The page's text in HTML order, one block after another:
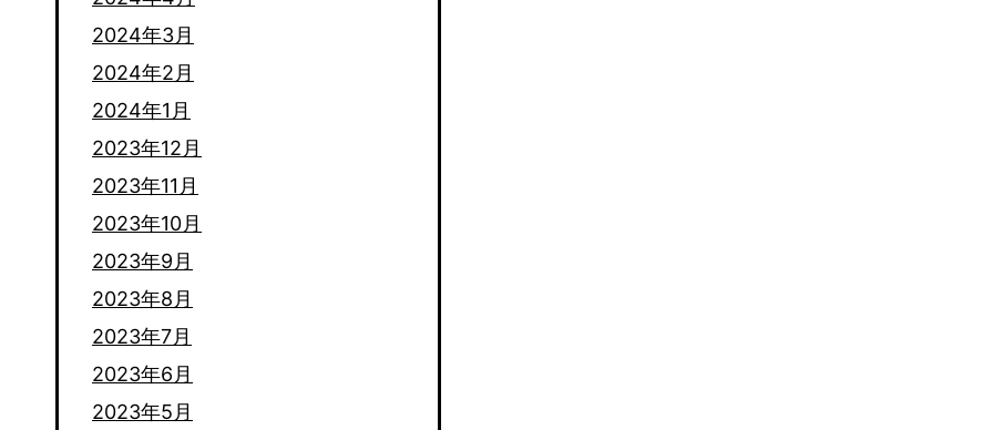
2024年3月
2024年2月
2024年1月
2023年12月
2023年11月
2023年10月
2023年9月
2023年8月
2023年7月
2023年6月
2023年5月